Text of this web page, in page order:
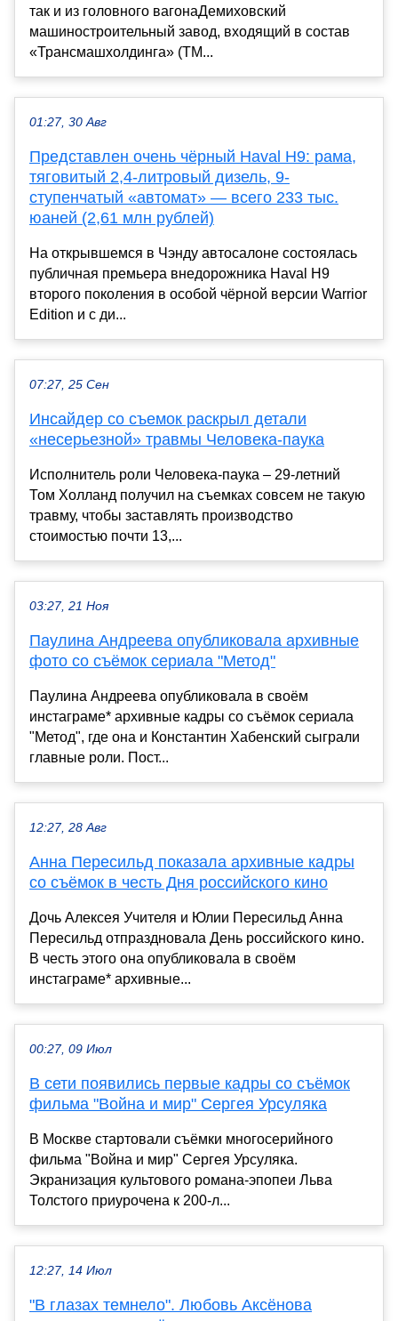
так и из головного вагонаДемиховский
машиностроительный завод, входящий в состав
«Трансмашхолдинга» (ТМ...
01:27, 30 Авг
Представлен очень чёрный Haval H9: рама,
тяговитый 2,4-литровый дизель, 9-
ступенчатый «автомат» — всего 233 тыс.
юаней (2,61 млн рублей)
На открывшемся в Чэнду автосалоне состоялась
публичная премьера внедорожника Haval H9
второго поколения в особой чёрной версии Warrior
Edition и с ди...
07:27, 25 Сен
Инсайдер со съемок раскрыл детали
«несерьезной» травмы Человека-паука
Исполнитель роли Человека-паука – 29-летний
Том Холланд получил на съемках совсем не такую
травму, чтобы заставлять производство
стоимостью почти 13,...
03:27, 21 Ноя
Паулина Андреева опубликовала архивные
фото со съёмок сериала "Метод"
Паулина Андреева опубликовала в своём
инстаграме* архивные кадры со съёмок сериала
"Метод", где она и Константин Хабенский сыграли
главные роли. Пост...
12:27, 28 Авг
Анна Пересильд показала архивные кадры
со съёмок в честь Дня российского кино
Дочь Алексея Учителя и Юлии Пересильд Анна
Пересильд отпраздновала День российского кино.
В честь этого она опубликовала в своём
инстаграме* архивные...
00:27, 09 Июл
В сети появились первые кадры со съёмок
фильма "Война и мир" Сергея Урсуляка
В Москве стартовали съёмки многосерийного
фильма "Война и мир" Сергея Урсуляка.
Экранизация культового романа-эпопеи Льва
Толстого приурочена к 200-л...
12:27, 14 Июл
"В глазах темнело". Любовь Аксёнова